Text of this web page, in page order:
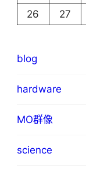
26
27
blog
hardware
MO群像
science